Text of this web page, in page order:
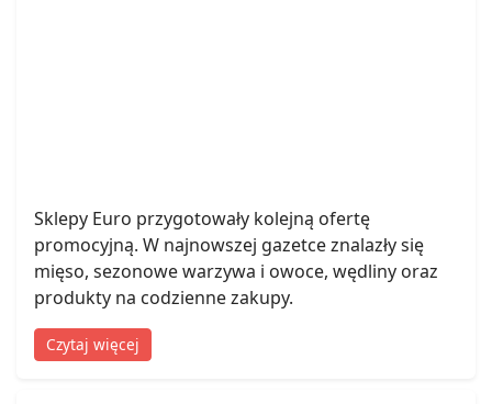
Sklepy Euro przygotowały kolejną ofertę
promocyjną. W najnowszej gazetce znalazły się
mięso, sezonowe warzywa i owoce, wędliny oraz
produkty na codzienne zakupy.
Czytaj więcej